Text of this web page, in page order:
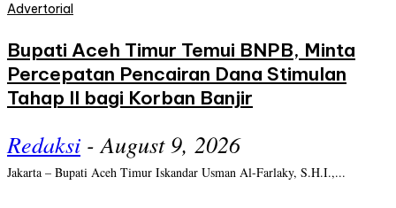
Advertorial
Bupati Aceh Timur Temui BNPB, Minta
Percepatan Pencairan Dana Stimulan
Tahap II bagi Korban Banjir
Redaksi - August 9, 2026
Jakarta – Bupati Aceh Timur Iskandar Usman Al-Farlaky, S.H.I.,...